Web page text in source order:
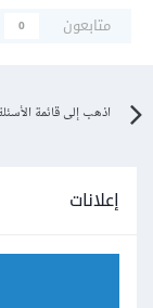
متابعون
0
اذهب إلى قائمة الأسئلة
إعلانات